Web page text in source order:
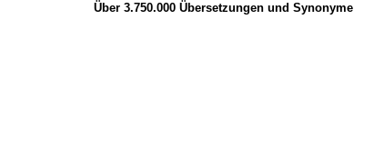
Über 3.750.000 Übersetzungenund Synonyme